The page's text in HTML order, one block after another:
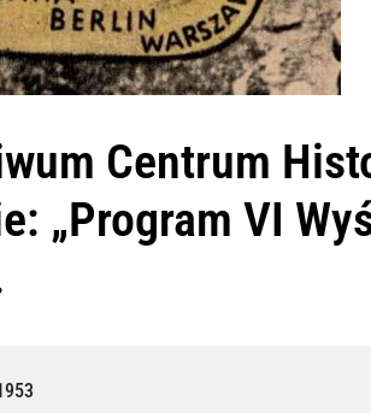
Centrum
„Program VI